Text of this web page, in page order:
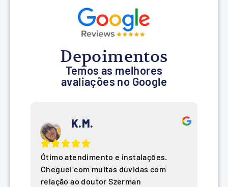
Depoimentos
Temos as melhores
avaliações no Google
K.M.
Ótimo atendimento e instalações.
Cheguei com muitas dúvidas com
relação ao doutor Szerman